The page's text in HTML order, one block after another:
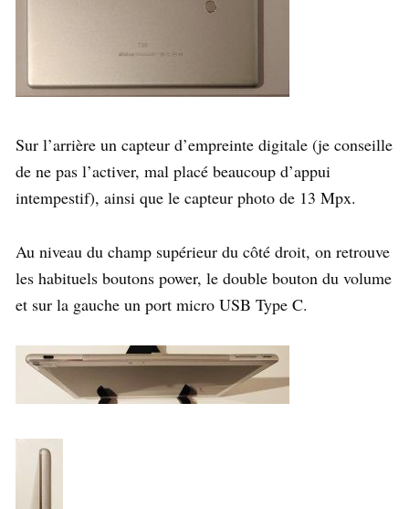
Sur l’arrière un capteur d’empreinte digitale (je conseille
de ne pas l’activer, mal placé beaucoup d’appui
intempestif), ainsi que le capteur photo de 13 Mpx.
Au niveau du champ supérieur du côté droit, on retrouve
les habituels boutons power, le double bouton du volume
et sur la gauche un port micro USB Type C.